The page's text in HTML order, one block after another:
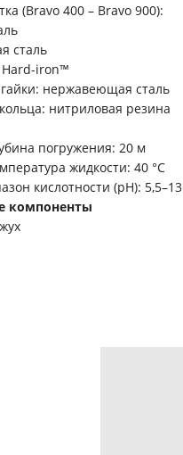
(Bravo 400 – Bravo 900):
сталь
iron™
нержавеющая сталь
нитриловая резина
погружения: 20 м
жидкости: 40 °C
кислотности (pH): 5,5–13
компоненты